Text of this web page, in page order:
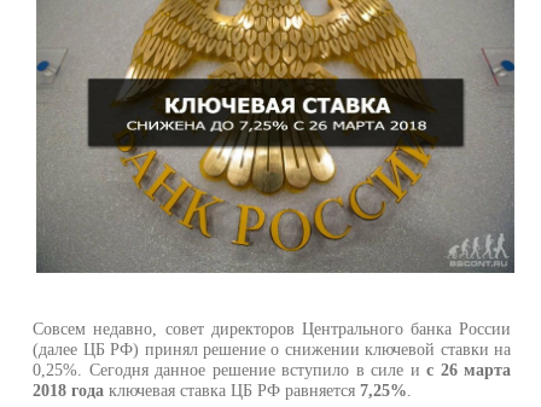
Совсем недавно, совет директоров Центрального банка России
(далее ЦБ РФ) принял решение о снижении ключевой ставки на
0,25%. Сегодня данное решение вступило в силе ис 26 марта
2018 года ключевая ставка ЦБ РФ равняется7,25%